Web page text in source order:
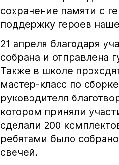
сохранение памяти о
поддержку героев
21 апреля благодаря
собрана и отправлена
Также в школе
мастер-класс по
руководителя
котором приняли
сделали 200
ребятами было
свечей.